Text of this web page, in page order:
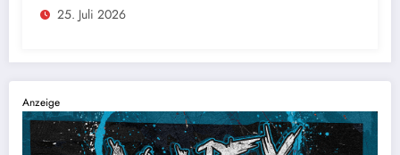
25. Juli 2026
Anzeige